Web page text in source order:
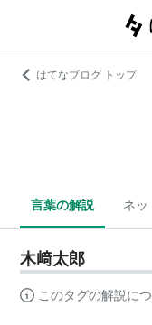
はてなブログ トップ
言葉の解説 ネッ
木﨑太郎
このタグの解説に